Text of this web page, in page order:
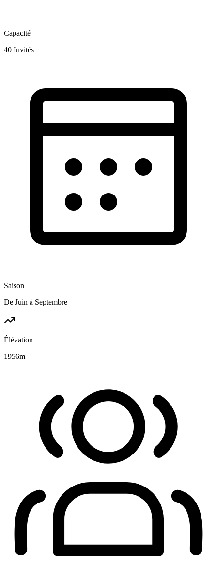
Capacité
40 Invités
Saison
De Juin à Septembre
Élévation
1956m